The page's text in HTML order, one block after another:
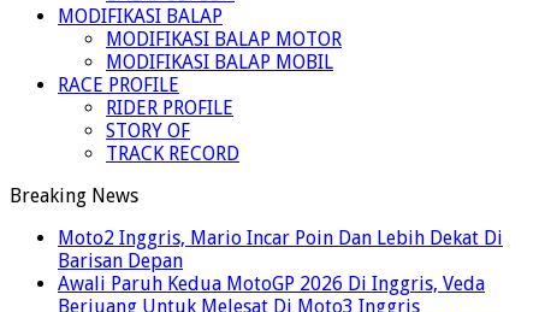
MODIFIKASI BALAP
MODIFIKASI BALAP MOTOR
MODIFIKASI BALAP MOBIL
RACE PROFILE
RIDER PROFILE
STORY OF
TRACK RECORD
Breaking News
Moto2 Inggris, Mario Incar Poin Dan Lebih Dekat Di
Barisan Depan
Awali Paruh Kedua MotoGP 2026 Di Inggris, Veda
Berjuang Untuk Melesat Di Moto3 Inggris